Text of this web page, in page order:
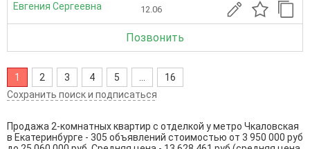
Евгения Сергеевна 12.06
Позвонить
1 2 3 4 5
16
Сохранить поиск и подписаться
Продажа 2-комнатных квартир с отделкой у метро Чкаловская
в Екатеринбурге - 305 объявлений стоимостью от 3 950 000 руб